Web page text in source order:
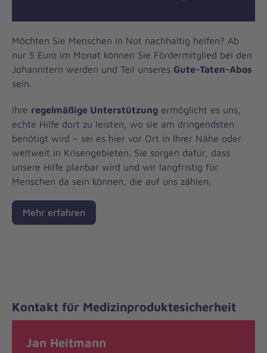
Möchten Sie Menschen in Not nachhaltig helfen? Ab
nur 5 Euro im Monat können Sie Fördermitglied bei den
Johannitern werden und Teil unseres Gute-Taten-Abos
sein.
Ihre regelmäßige Unterstützung ermöglicht es uns,
echte Hilfe dort zu leisten, wo sie am dringendsten
benötigt wird – sei es hier vor Ort in Ihrer Nähe oder
weltweit in Krisengebieten. Sie sorgen dafür, dass
unsere Hilfe planbar wird und wir langfristig für
Menschen da sein können, die auf uns zählen.
Mehr erfahren
Kontakt für Medizinproduktesicherheit
Jan Heitmann